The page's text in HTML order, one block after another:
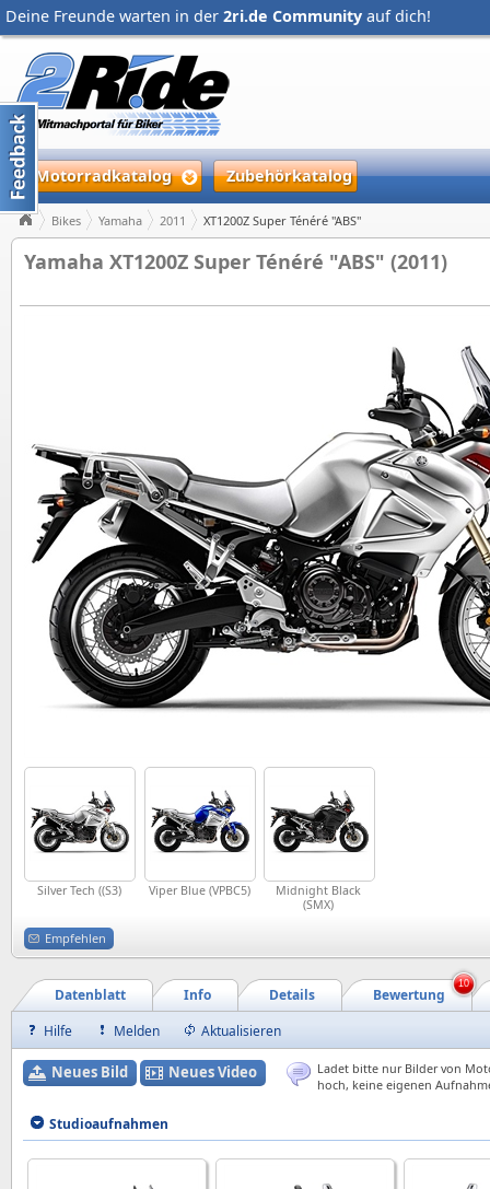
Deine Freunde warten in der 2ri.de Community auf dich!
Motorradkatalog Zubehörkatalog
Bikes Yamaha 2011 XT1200Z Super Ténéré "ABS"
Yamaha XT1200Z Super Ténéré "ABS" (2011)
Silver Tech ((S3) Viper Blue (VPBC5)
Midnight Black
(SMX)
Empfehlen
Bewertung
Details
Info
Datenblatt
10
Hilfe Melden Aktualisieren
Neues Bild Neues Video
Ladet bitte nur Bilder von
hoch, keine eigenen
Studioaufnahmen